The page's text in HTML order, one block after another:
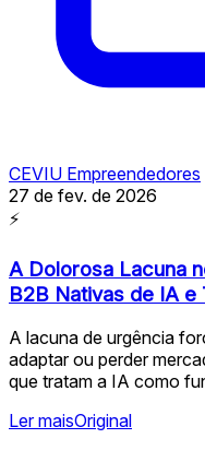
CEVIU Empreendedores
27 de fev. de 2026
⚡
A Dolorosa Lacuna
B2B Nativas de IA e
A lacuna de urgência
adaptar ou perder
que tratam a IA como
Ler maisOriginal